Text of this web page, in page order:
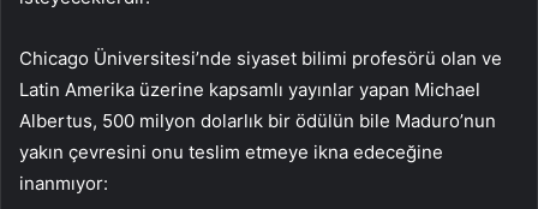
Chicago Üniversitesi’nde siyaset bilimi profesörü olan ve
Latin Amerika üzerine kapsamlı yayınlar yapan Michael
Albertus, 500 milyon dolarlık bir ödülün bile Maduro’nun
yakın çevresini onu teslim etmeye ikna edeceğine
inanmıyor: